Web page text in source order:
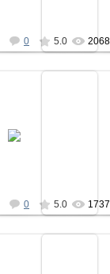
0 5.0 2068
0 5.0 1737